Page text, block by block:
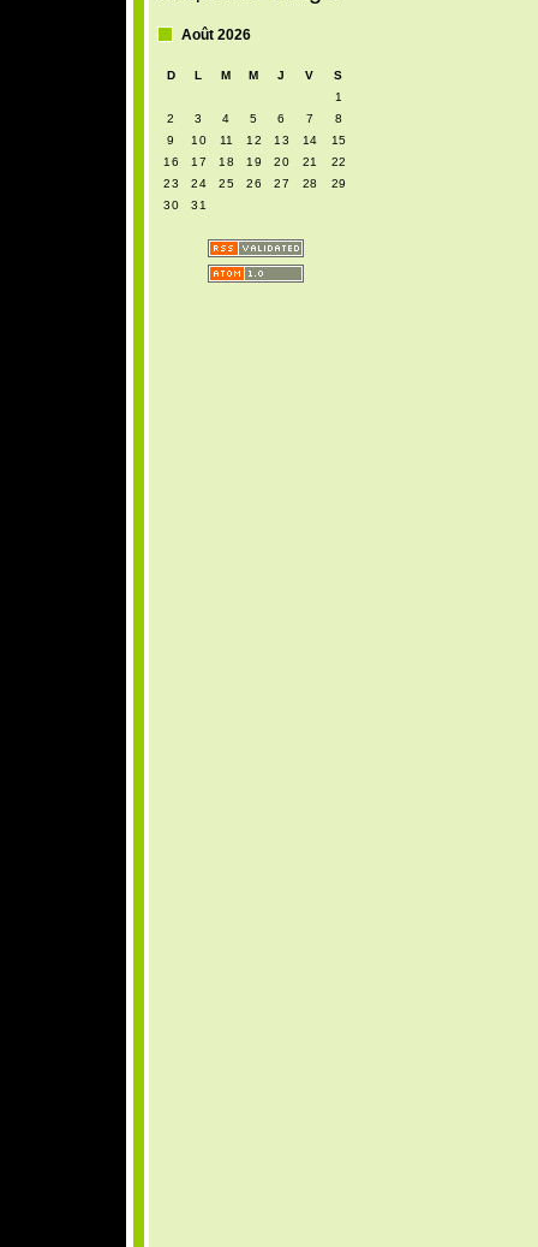
Août 2026
D L M M J V
S
1
2
3 4 5 6 7
8
9
10 11 12 13 14
15
16
17 18 19 20 21
22
23
24 25 26 27 28
29
30
31